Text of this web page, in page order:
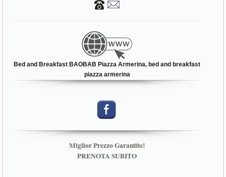
Bed and Breakfast BAOBAB Piazza Armerina, bed and breakfast
piazza armerina
Miglior Prezzo Garantito!
PRENOTA SUBITO